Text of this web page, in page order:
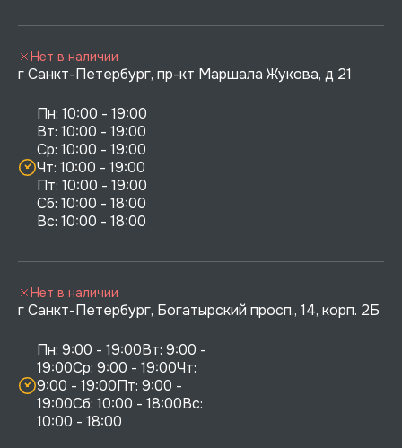
г Санкт-Петербург, пр-кт Маршала Жукова, д 21
Пн: 10:00 - 19:00
Вт: 10:00 - 19:00
Ср: 10:00 - 19:00
Чт: 10:00 - 19:00
Пт: 10:00 - 19:00
Сб: 10:00 - 18:00
Нет в наличии
г Санкт-Петербург, Богатырский просп., 14, корп. 2Б
Пн: 9:00 - 19:00Вт: 9:00 -
19:00Ср: 9:00 - 19:00Чт:
9:00 - 19:00Пт: 9:00 -
19:00Сб: 10:00 - 18:00Вс:
10:00 - 18:00
Нет в наличии